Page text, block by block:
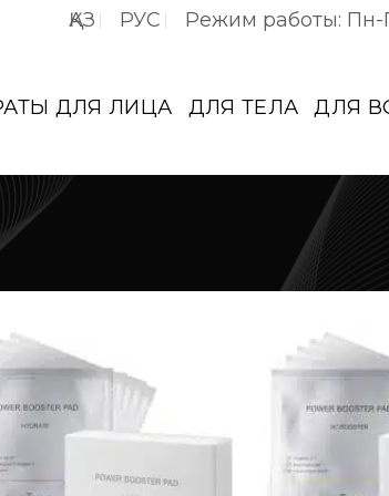
ҚАЗ РУС Режим работы: Пн-
ДЛЯ ЛИЦА ДЛЯ ТЕЛА ДЛЯ